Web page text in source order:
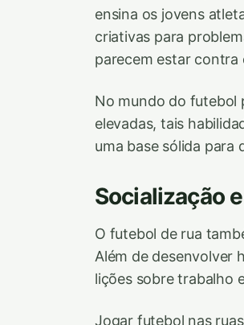
ensina os jovens
criativas para
parecem estar contra
No mundo do futebol
elevadas, tais
uma base sólida para
Socialização
O futebol de rua
Além de desenvolver
lições sobre trabalho
Jogar futebol nas